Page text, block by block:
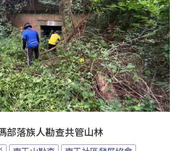
部落族人勘查共管山林